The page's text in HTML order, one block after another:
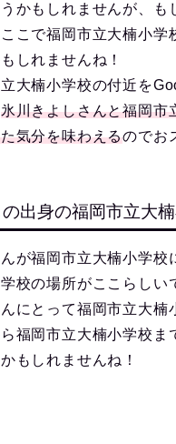
かもしれませんが、も
こで福岡市立大楠小学
しれませんね！
大楠小学校の付近を
氷川きよしさんと福岡市
気分を味わえるのでお
出身の福岡市立大
が福岡市立大楠小学校
校の場所がここらしい
にとって福岡市立大楠
福岡市立大楠小学校ま
もしれませんね！